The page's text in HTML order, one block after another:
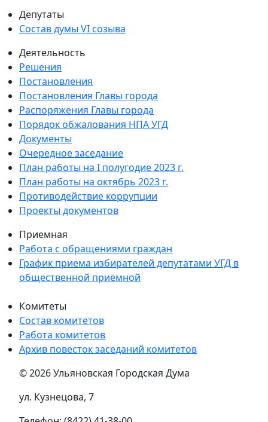
Депутаты
Состав думы VI созыва
Деятельность
Решения
Постановления
Постановления Главы города
Распоряжения Главы города
Порядок обжалования НПА УГД
Документы
Очередное заседание
План работы на I полугодие 2023 г.
План работы на октябрь 2023 г.
Противодействие коррупции
Проекты документов
Приемная
Работа с обращениями граждан
График приема избирателей депутатами УГД в
общественной приёмной
Комитеты
Состав комитетов
Работа комитетов
Архив повесток заседаний комитетов
© 2026 Ульяновская Городская Дума
ул. Кузнецова, 7